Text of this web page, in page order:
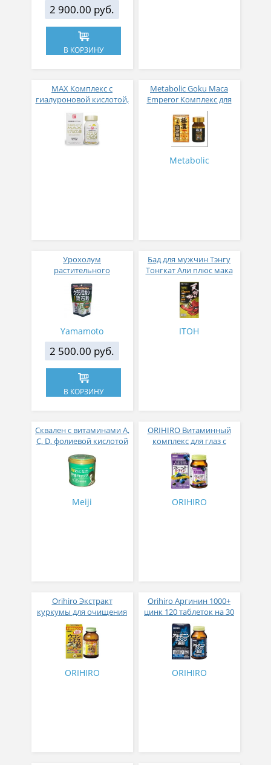
2 900.00 руб.
В КОРЗИНУ
МАХ Комплекс с
гиалуроновой кислотой,
молочком и Омега 3 №
60
Metabolic Goku Maca
Emperor Комплекс для
усиления потенции № 80
Metabolic
Урохолум
растительного
заболевании почек и
желчного пузыря № 240
Yamamoto
2 500.00 руб.
В КОРЗИНУ
Бад для мужчин Тэнгу
Тонгкат Али плюс мака
для мужского здоровья
и силы № 120
ITOH
Сквален с витаминами А,
С, D, фолиевой кислотой
бактериями
жевательные таблетки
апельсиновый вкус
Drop № 120
Meiji
ORIHIRO Витаминный
комплекс для глаз с
экстрактом черники и
DHA № 120
ORIHIRO
Orihiro Экстракт
куркумы для очищения
и нормализации работы
печени 520 таблеток
ORIHIRO
Orihiro Аргинин 1000+
цинк 120 таблеток на 30
дней
ORIHIRO